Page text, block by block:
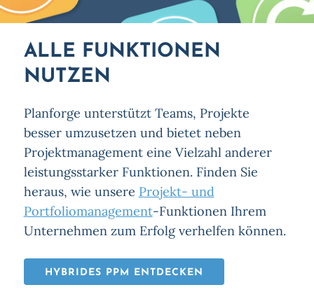
ALLE FUNKTIONEN
NUTZEN
Planforge unterstützt Teams, Projekte
besser umzusetzen und bietet neben
Projektmanagement eine Vielzahl anderer
leistungsstarker Funktionen. Finden Sie
heraus, wie unsere Projekt- und
Portfoliomanagement-Funktionen Ihrem
Unternehmen zum Erfolg verhelfen können.
HYBRIDES PPM ENTDECKEN